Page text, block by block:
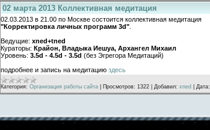
02 марта 2013 Коллективная медитация
02.03.2013 в 21.00 по Москве состоится коллективная медитация
"Корректировка личных программ 3d"
Ведущие: xned+tned
Кураторы: Крайон, Владыка Иешуа, Архангел Михаил
Уровень: 3.5d - 4.5d - 3.5d (без Эгрегора Медитаций)
подробнее и запись на медитацию здесь
Категория: Организация работы сайта Просмотров: 1322 Добавил: xned Дата: